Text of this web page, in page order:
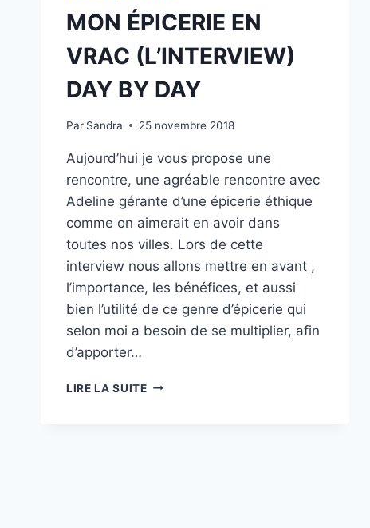
MON ÉPICERIE EN
VRAC (L’INTERVIEW)
DAY BY DAY
Par Sandra 25 novembre 2018
Aujourd’hui je vous propose une
rencontre, une agréable rencontre avec
Adeline gérante d’une épicerie éthique
comme on aimerait en avoir dans
toutes nos villes. Lors de cette
interview nous allons mettre en avant ,
l’importance, les bénéfices, et aussi
bien l’utilité de ce genre d’épicerie qui
selon moi a besoin de se multiplier, afin
d’apporter…
LIRE LA SUITEMON